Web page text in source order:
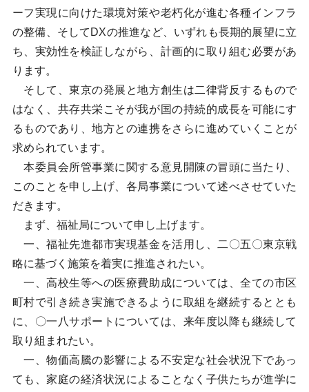
ーフ実現に向けた環境対策や老朽化が進む各種インフラ
の整備、そしてDXの推進など、いずれも長期的展望に立
ち、実効性を検証しながら、計画的に取り組む必要があ
ります。
そして、東京の発展と地方創生は二律背反するもので
はなく、共存共栄こそが我が国の持続的成長を可能にす
るものであり、地方との連携をさらに進めていくことが
求められています。
本委員会所管事業に関する意見開陳の冒頭に当たり、
このことを申し上げ、各局事業について述べさせていた
だきます。
まず、福祉局について申し上げます。
一、福祉先進都市実現基金を活用し、二〇五〇東京戦
略に基づく施策を着実に推進されたい。
一、高校生等への医療費助成については、全ての市区
町村で引き続き実施できるように取組を継続するととも
に、〇一八サポートについては、来年度以降も継続して
取り組まれたい。
一、物価高騰の影響による不安定な社会状況下であっ
ても、家庭の経済状況によることなく子供たちが進学に